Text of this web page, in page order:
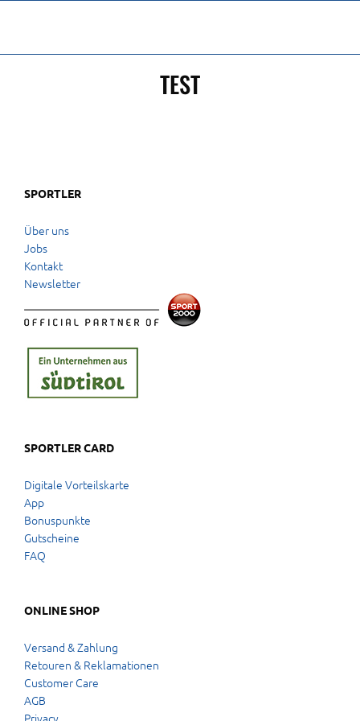
springen
TEST
SPORTLER
Über uns
Jobs
Kontakt
Newsletter
SPORTLER CARD
Digitale Vorteilskarte
App
Bonuspunkte
Gutscheine
FAQ
ONLINE SHOP
Versand & Zahlung
Retouren & Reklamationen
Customer Care
AGB
Privacy